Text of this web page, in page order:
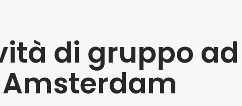
di gruppo ad
Amsterdam